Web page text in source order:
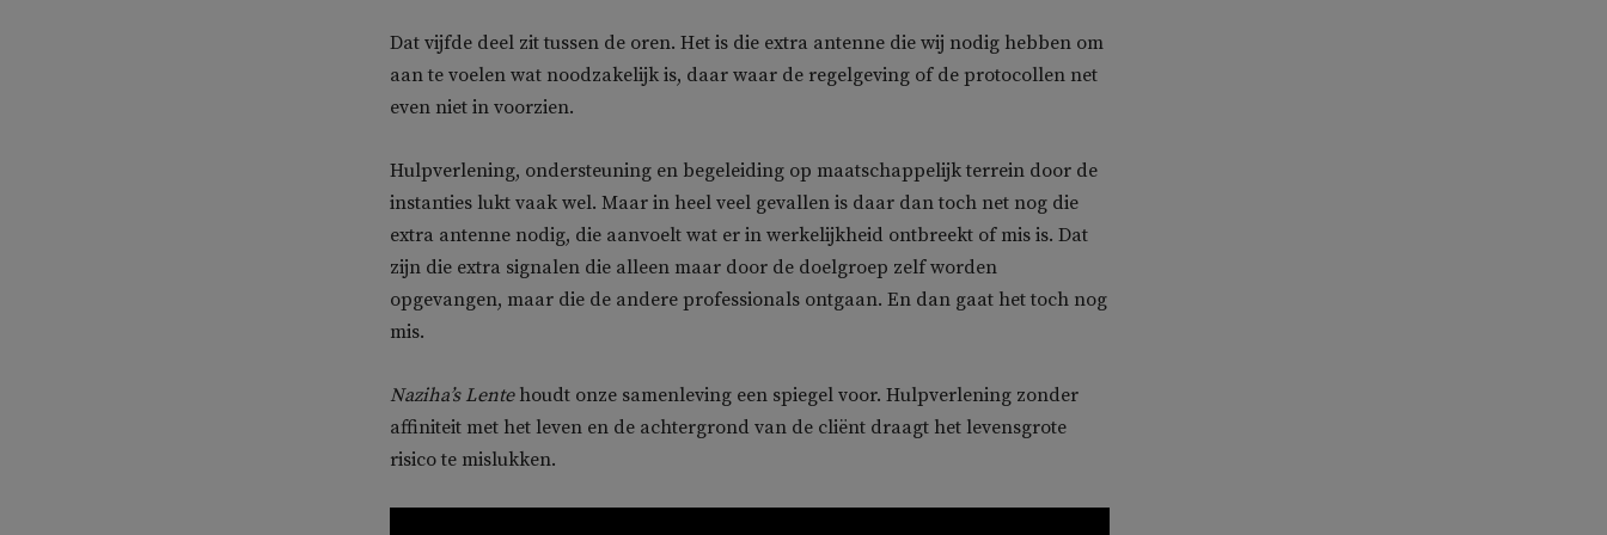
Dat vijfde deel zit tussen de oren. Het is die extra antenne die wij nodig hebben om
aan te voelen wat noodzakelijk is, daar waar de regelgeving of de protocollen net
even niet in voorzien.
Hulpverlening, ondersteuning en begeleiding op maatschappelijk terrein door de
instanties lukt vaak wel. Maar in heel veel gevallen is daar dan toch net nog die
extra antenne nodig, die aanvoelt wat er in werkelijkheid ontbreekt of mis is. Dat
zijn die extra signalen die alleen maar door de doelgroep zelf worden
opgevangen, maar die de andere professionals ontgaan. En dan gaat het toch nog
mis.
Naziha’s Lentehoudt onze samenleving een spiegel voor. Hulpverlening zonder
affiniteit met het leven en de achtergrond van de cliënt draagt het levensgrote
risico te mislukken.